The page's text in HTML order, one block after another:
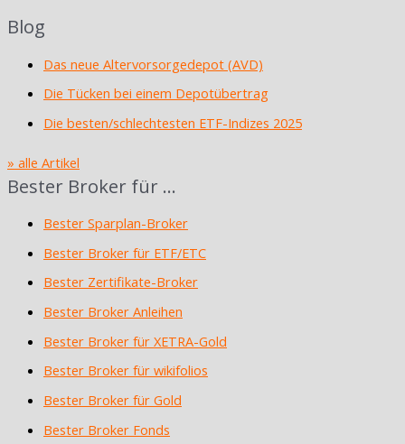
Blog
Das neue Altervorsorgedepot (AVD)
Die Tücken bei einem Depotübertrag
Die besten/schlechtesten ETF-Indizes 2025
» alle Artikel
Bester Broker für …
Bester Sparplan-Broker
Bester Broker für ETF/ETC
Bester Zertifikate-Broker
Bester Broker Anleihen
Bester Broker für XETRA-Gold
Bester Broker für wikifolios
Bester Broker für Gold
Bester Broker Fonds